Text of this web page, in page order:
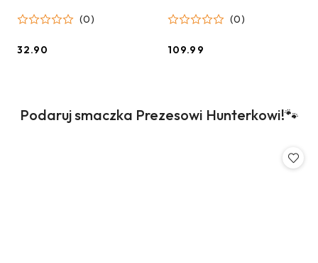
(0)
Cena:
32.90
(0)
Cena:
109.99
Pomiń karuzelę produktów
Produkty
Podaruj smaczka Prezesowi Hunterkowi!🐾